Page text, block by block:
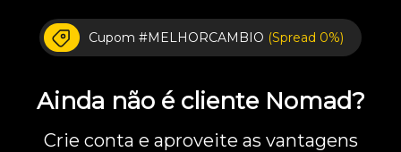
Cupom #MELHORCAMBIO (Spread 0%)
Ainda não é cliente Nomad?
Crie conta e aproveite as vantagens